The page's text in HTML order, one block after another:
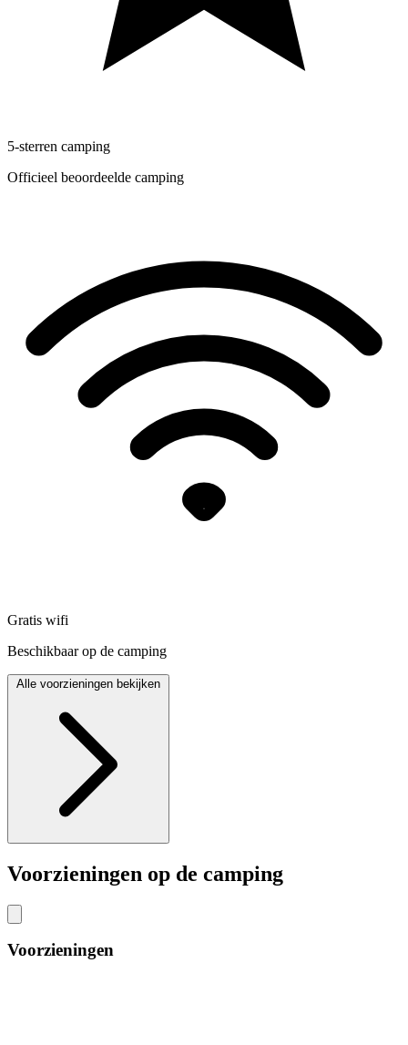
5-sterren camping
Officieel beoordeelde camping
Gratis wifi
Beschikbaar op de camping
Alle voorzieningen bekijken
Voorzieningen op de camping
Voorzieningen